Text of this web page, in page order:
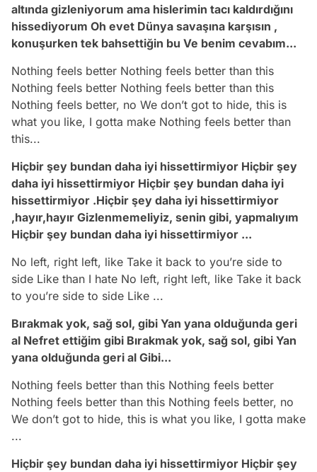
altında gizleniyorum ama hislerimin tacı kaldırdığını
hissediyorum Oh evet Dünya savaşına karşısın ,
konuşurken tek bahsettiğin bu Ve benim cevabım...
Nothing feels better Nothing feels better than this
Nothing feels better Nothing feels better than this
Nothing feels better, no We don’t got to hide, this is
what you like, I gotta make Nothing feels better than
this...
Hiçbir şey bundan daha iyi hissettirmiyor Hiçbir şey
daha iyi hissettirmiyor Hiçbir şey bundan daha iyi
hissettirmiyor .Hiçbir şey daha iyi hissettirmiyor
,hayır,hayır Gizlenmemeliyiz, senin gibi, yapmalıyım
Hiçbir şey bundan daha iyi hissettirmiyor ...
No left, right left, like Take it back to you’re side to
side Like than I hate No left, right left, like Take it back
to you’re side to side Like ...
Bırakmak yok, sağ sol, gibi Yan yana olduğunda geri
al Nefret ettiğim gibi Bırakmak yok, sağ sol, gibi Yan
yana olduğunda geri al Gibi...
Nothing feels better than this Nothing feels better
Nothing feels better than this Nothing feels better, no
We don’t got to hide, this is what you like, I gotta make
...
Hiçbir şey bundan daha iyi hissettirmiyor Hiçbir şey